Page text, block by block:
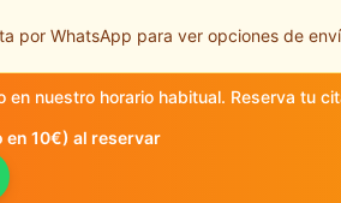
por WhatsApp para ver opciones de
en nuestro horario habitual. Reserva tu
10€) al reservar